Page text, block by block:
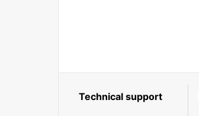
Technical support